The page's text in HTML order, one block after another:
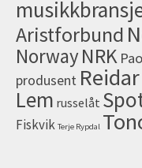
Aristforbund
NorwayNRK
produsent
Lem russelåt
Fiskvik Terje Rypdal